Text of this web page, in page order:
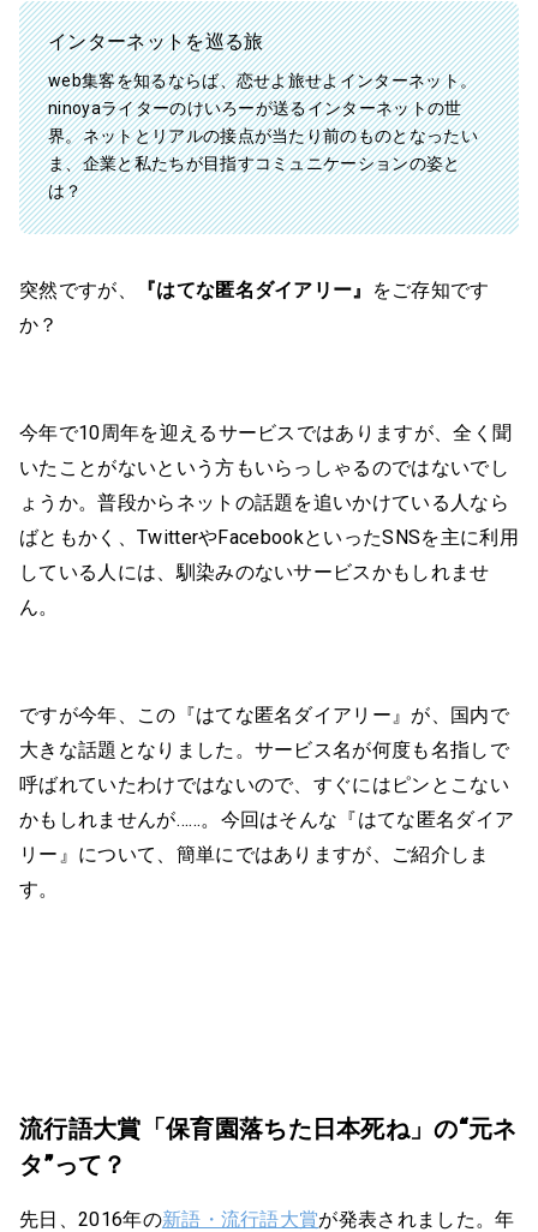
インターネットを巡る旅
web集客を知るならば、恋せよ旅せよインターネット。
ninoyaライターのけいろーが送るインターネットの世
界。ネットとリアルの接点が当たり前のものとなったい
ま、企業と私たちが目指すコミュニケーションの姿と
は？
突然ですが、 『はてな匿名ダイアリー』
をご存知です
か？
今年で10周年を迎えるサービスではありますが、全く聞
いたことがないという方もいらっしゃるのではないでし
ょうか。普段からネットの話題を追いかけている人なら
ばともかく、TwitterやFacebookといったSNSを主に利用
している人には、馴染みのないサービスかもしれませ
ん。
ですが今年、この『はてな匿名ダイアリー』が、国内で
大きな話題となりました。サービス名が何度も名指しで
呼ばれていたわけではないので、すぐにはピンとこない
かもしれませんが……。今回はそんな『はてな匿名ダイア
リー』について、簡単にではありますが、ご紹介しま
す。
流行語大賞「保育園落ちた日本死ね」の“元ネ
タ”って？
先日、2016年の新語・流行語大賞が発表されました。年